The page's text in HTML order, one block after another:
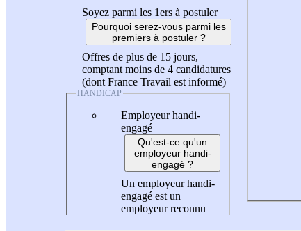
Soyez parmi les 1ers à postuler
Pourquoi serez-vous parmi les
premiers à postuler ?
Offres de plus de 15 jours,
comptant moins de 4 candidatures
(dont France Travail est informé)
HANDICAP
Employeur handi-
engagé
Qu'est-ce qu'un
employeur handi-
engagé ?
Un employeur handi-
engagé est un
employeur reconnu